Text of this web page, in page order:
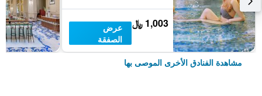
1,003 ﷼
عرض
الصفقة
مشاهدة الفنادق الأخرى الموصى بها